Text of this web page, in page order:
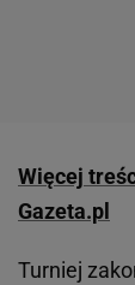
Więcej
Gazeta.pl
Turniej